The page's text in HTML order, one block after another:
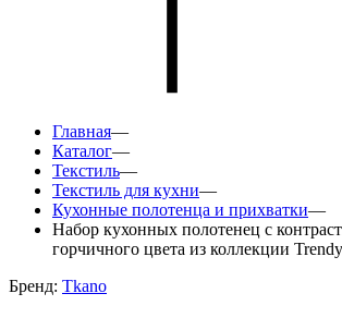
Главная—
Каталог—
Текстиль—
Текстиль для кухни—
Кухонные полотенца и прихватки—
Набор кухонных полотенец с
горчичного цвета из коллекции
Бренд: Tkano